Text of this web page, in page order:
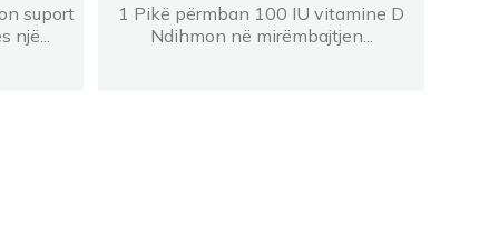
suport
1 Pikë përmban 100 IU vitamine D
Ndihmon në mirëmbajtjen...